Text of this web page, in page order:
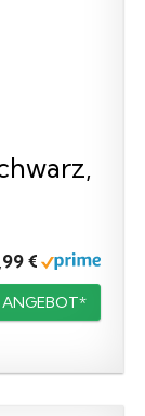
€
ANGEBOT*